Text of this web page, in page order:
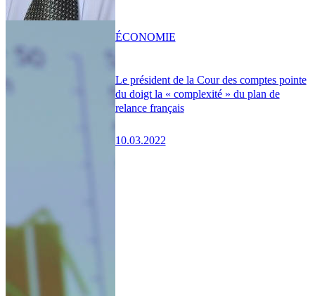
Le président de la Cour des comptes pointe
du doigt la « complexité » du plan de
relance français
10.03.2022
ÉCONOMIE